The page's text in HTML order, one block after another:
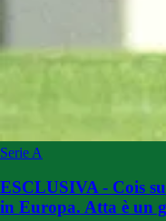
Serie A
ESCLUSIVA - Cois
in Europa. Atta è un